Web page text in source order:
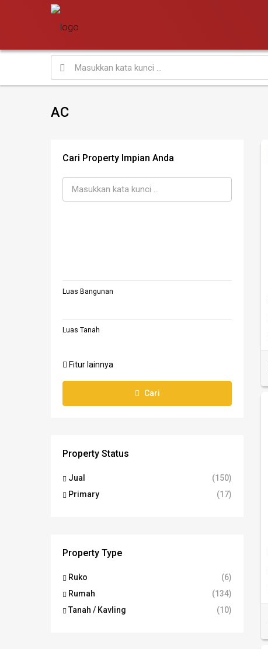
AC
Cari Property Impian Anda
Luas Bangunan
Luas Tanah
Fitur lainnya
Cari
Property Status
Jual
(150)
Primary
(17)
Property Type
Ruko
(6)
Rumah
(134)
Tanah / Kavling
(10)